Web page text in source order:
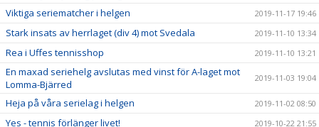
Viktiga seriematcher i helgen 2019-11-17 19:46
Stark insats av herrlaget (div 4) mot Svedala 2019-11-10 13:34
Rea i Uffes tennisshop 2019-11-10 13:21
En maxad seriehelg avslutas med vinst för A-laget mot
Lomma-Bjärred
2019-11-03 19:04
Heja på våra serielag i helgen 2019-11-02 08:50
Yes - tennis förlänger livet! 2019-10-22 21:55